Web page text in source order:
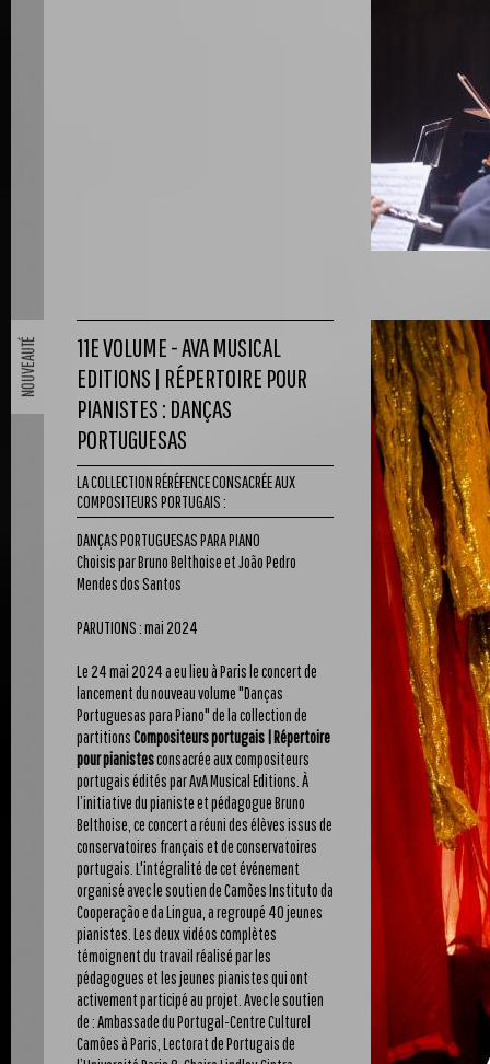
11E VOLUME - AVA MUSICAL
EDITIONS | RÉPERTOIRE POUR
PIANISTES : DANÇAS
PORTUGUESAS
LA COLLECTION RÉRÉFENCE CONSACRÉE AUX
COMPOSITEURS PORTUGAIS :
DANÇAS PORTUGUESAS PARA PIANO
Choisis par Bruno Belthoise et João Pedro
Mendes dos Santos
PARUTIONS : mai 2024
Le 24 mai 2024 a eu lieu à Paris le concert de
lancement du nouveau volume "Danças
Portuguesas para Piano" de la collection de
partitionsCompositeurs portugais | Répertoire
pour pianistesconsacrée aux compositeurs
portugais édités par AvA Musical Editions. À
l’initiative du pianiste et pédagogue Bruno
Belthoise, ce concert a réuni des élèves issus de
conservatoires français et de conservatoires
portugais. L'intégralité de cet événement
organisé avec le soutien de Camões Instituto da
Cooperação e da Lingua, a regroupé 40 jeunes
pianistes. Les deux vidéos complètes
témoignent du travail réalisé par les
pédagogues et les jeunes pianistes qui ont
activement participé au projet. Avec le soutien
de : Ambassade du Portugal-Centre Culturel
Camões à Paris, Lectorat de Portugais de